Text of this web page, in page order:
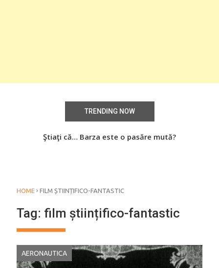
TRENDING NOW
Ştiaţi că… Barza este o pasăre mută?
HOME › FILM ȘTIINȚIFICO-FANTASTIC
Tag: film științifico-fantastic
AERONAUTICA